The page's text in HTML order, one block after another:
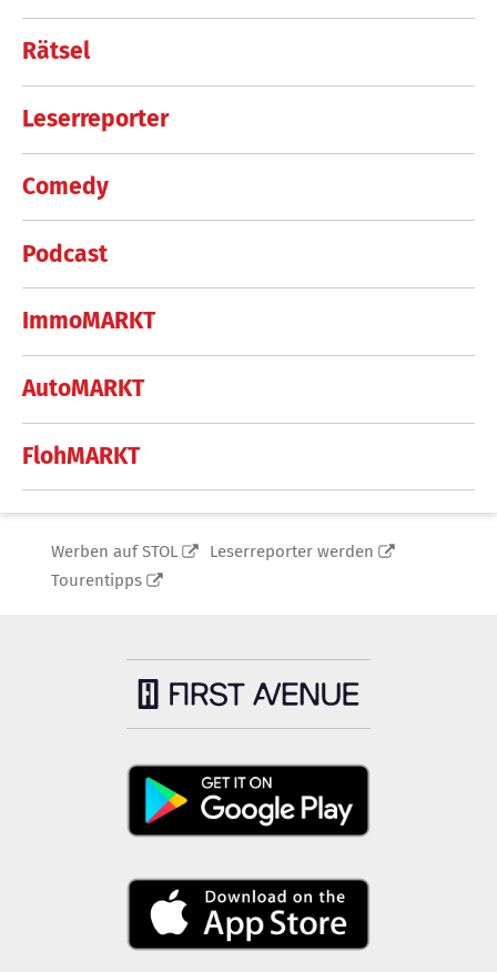
Rätsel
Leserreporter
Comedy
Podcast
ImmoMARKT
AutoMARKT
FlohMARKT
Werben auf STOL
Leserreporter werden
Tourentipps